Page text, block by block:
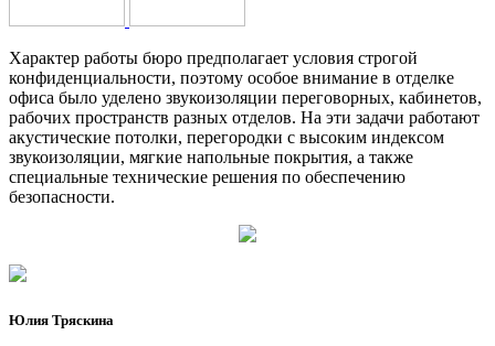
Характер работы бюро предполагает условия строгой
конфиденциальности, поэтому особое внимание в отделке
офиса было уделено звукоизоляции переговорных, кабинетов,
рабочих пространств разных отделов. На эти задачи работают
акустические потолки, перегородки с высоким индексом
звукоизоляции, мягкие напольные покрытия, а также
специальные технические решения по обеспечению
безопасности.
Юлия Тряскина